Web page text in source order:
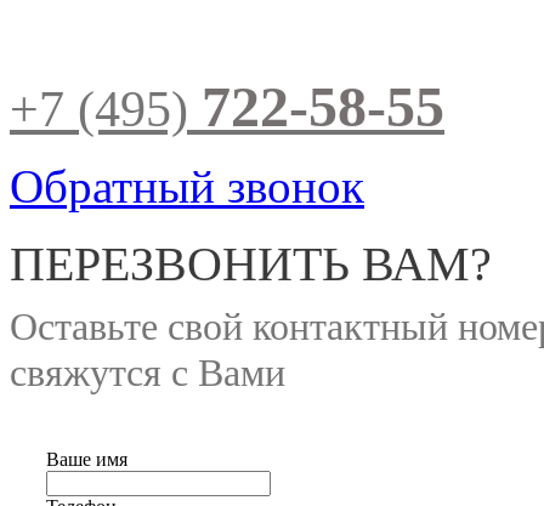
+7 (495) 722-58-55
Обратный звонок
ПЕРЕЗВОНИТЬ ВАМ?
Оставьте свой контактный
свяжутся с Вами
Ваше имя